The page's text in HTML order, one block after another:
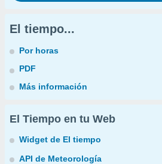
El tiempo...
Por horas
PDF
Más información
El Tiempo en tu Web
Widget de El tiempo
API de Meteorología